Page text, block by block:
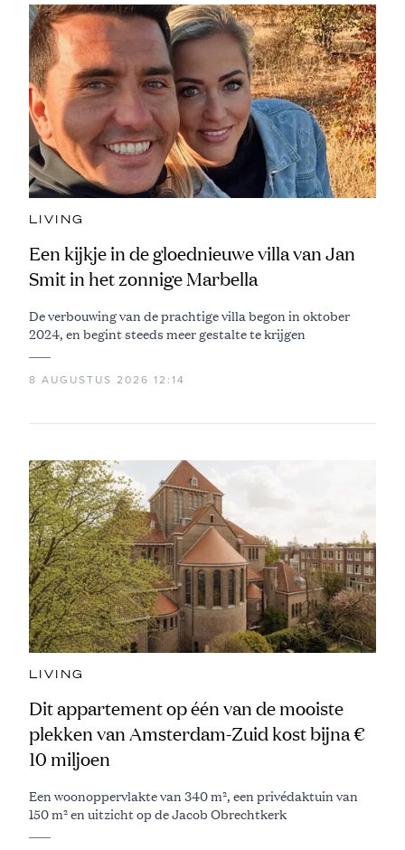
LIVING
Een kijkje in de gloednieuwe villa van Jan
Smit in het zonnige Marbella
De verbouwing van de prachtige villa begon in oktober
2024, en begint steeds meer gestalte te krijgen
8 AUGUSTUS 2026 12:14
LIVING
Dit appartement op één van de mooiste
plekken van Amsterdam-Zuid kost bijna €
10 miljoen
Een woonoppervlakte van 340 m², een privédaktuin van
150 m² en uitzicht op de Jacob Obrechtkerk